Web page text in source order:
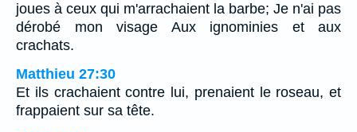
joues à ceux qui m'arrachaient la barbe; Je n'ai pas
dérobé mon visage Aux ignominies et aux
crachats.
Matthieu 27:30
Et ils crachaient contre lui, prenaient le roseau, et
frappaient sur sa tête.